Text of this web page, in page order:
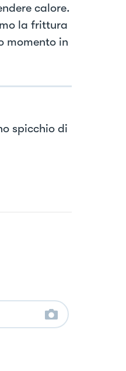
calore.
la frittura
momento in
spicchio di